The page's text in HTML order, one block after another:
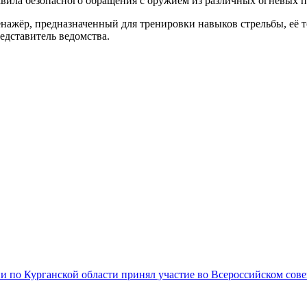
предназначенный для тренировки навыков стрельбы,
ведомства.
по Курганской области принял участие во Всероссийском